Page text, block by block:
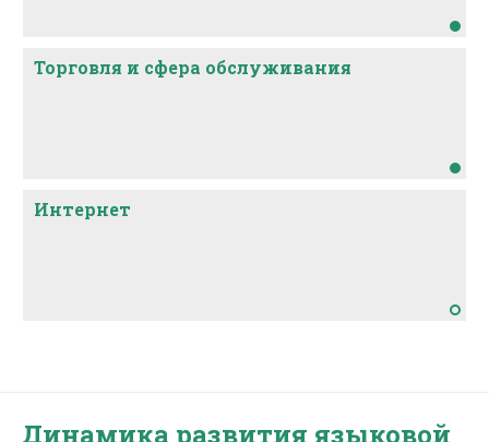
Торговля и сфера обслуживания
Интернет
Динамика развития языковой